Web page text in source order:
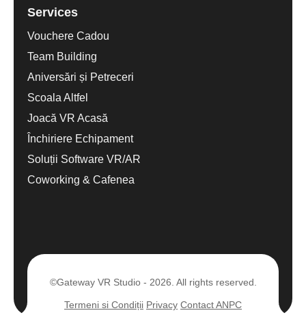
Services
Vouchere Cadou
Team Building
Aniversări și Petreceri
Scoala Altfel
Joacă VR Acasă
Închiriere Echipament
Soluții Software VR/AR
Coworking & Cafenea
©Gateway VR Studio - 2026. All rights reserved.
Termeni si Condiții Privacy Contact ANPC